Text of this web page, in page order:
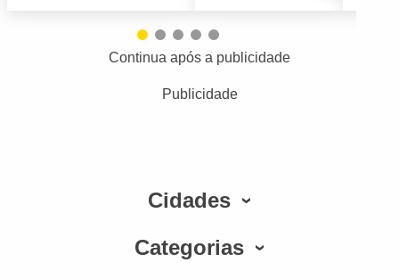
Continua após a publicidade
Publicidade
Cidades
Categorias